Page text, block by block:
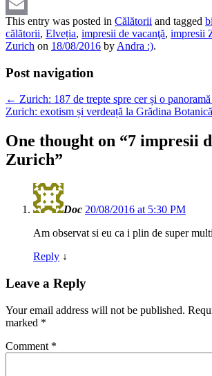
Pinterest
Email
This entry was posted in Călătorii and tagged
călătorii, Elveția, impresii de vacanţă, impresii
Zurich on 18/08/2016 by Andra :).
Post navigation
← Zurich: 187 de trepte spre cer și o
Zurich: exotism și verdeață la Grădina Botanică
One thought on “7 impresii
Zurich”
Doc 20/08/2016 at 5:30 PM
Am observat si eu ca i plin de super
Reply ↓
Leave a Reply
Your email address will not be published.
marked *
Comment *